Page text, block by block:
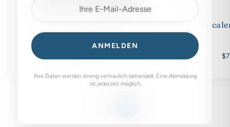
Advent calendar A4 "Winter
with the animals"
Advent
ANMELDEN
Ihre Daten werden streng vertraulich behandelt. Eine Abmeldung
ist jederzeit möglich.